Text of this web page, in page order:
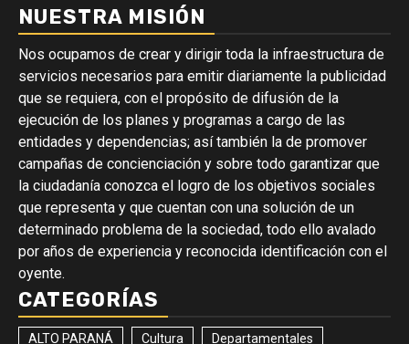
NUESTRA MISIÓN
Nos ocupamos de crear y dirigir toda la infraestructura de
servicios necesarios para emitir diariamente la publicidad
que se requiera, con el propósito de difusión de la
ejecución de los planes y programas a cargo de las
entidades y dependencias; así también la de promover
campañas de concienciación y sobre todo garantizar que
la ciudadanía conozca el logro de los objetivos sociales
que representa y que cuentan con una solución de un
determinado problema de la sociedad, todo ello avalado
por años de experiencia y reconocida identificación con el
oyente.
CATEGORÍAS
ALTO PARANÁ Cultura Departamentales